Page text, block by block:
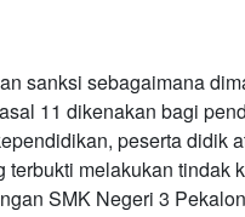
sanksi sebagaimana
11 dikenakan bagi
peserta didik
terbukti melakukan tindak
SMK Negeri 3